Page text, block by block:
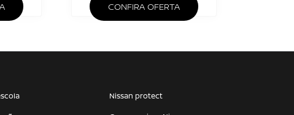
CONFIRA OFERTA
Nissan protect